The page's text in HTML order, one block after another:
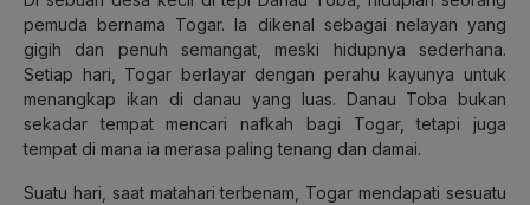
pemuda bernama Togar. Ia dikenal sebagai nelayan yang
gigih dan penuh semangat, meski hidupnya sederhana.
Setiap hari, Togar berlayar dengan perahu kayunya untuk
menangkap ikan di danau yang luas. Danau Toba bukan
sekadar tempat mencari nafkah bagi Togar, tetapi juga
tempat di mana ia merasa paling tenang dan damai.
Suatu hari, saat matahari terbenam, Togar mendapati sesuatu